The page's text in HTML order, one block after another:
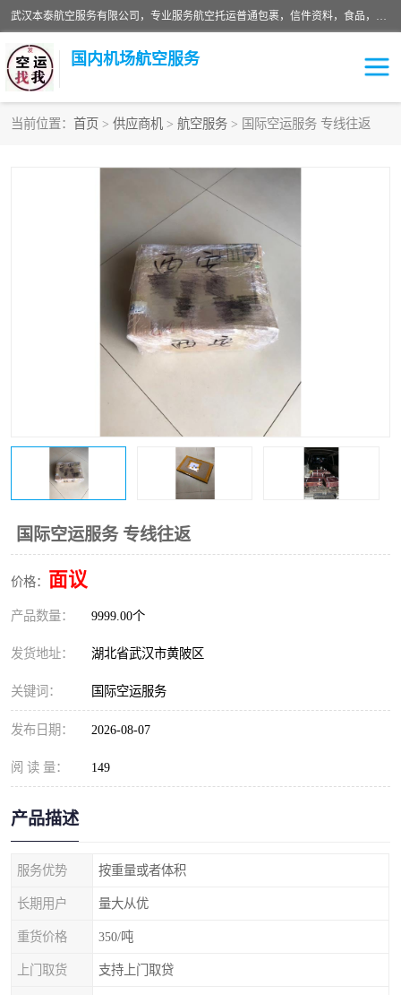
武汉本泰航空服务有限公司，专业服务航空托运普通包裹，信件资料，食品，服装，快消品等运输的专线空运，完善的网络服务确保为客户提供准确、*、安全的“门对门”服务，本着“诚信为本、精诚合作”的服务宗旨.“以安全运输为保障，以运价合理要求市场”的经营理念。武汉机场货运、武汉航空物流、武汉空运、武汉天河国际机场东方、南方、国际航空、机场空运业务覆盖国内二三线机场城市，如：武汉-敦煌、武汉-柳州等
国内机场航空服务
当前位置： 首页 > 供应商机 > 航空服务 > 国际空运服务 专线往返
国际空运服务 专线往返
价格： 面议
产品数量： 9999.00个
发货地址： 湖北省武汉市黄陂区
关键词： 国际空运服务
发布日期： 2026-08-07
阅 读 量： 149
产品描述
服务优势 按重量或者体积
长期用户 量大从优
重货价格 350/吨
上门取货 支持上门取贷